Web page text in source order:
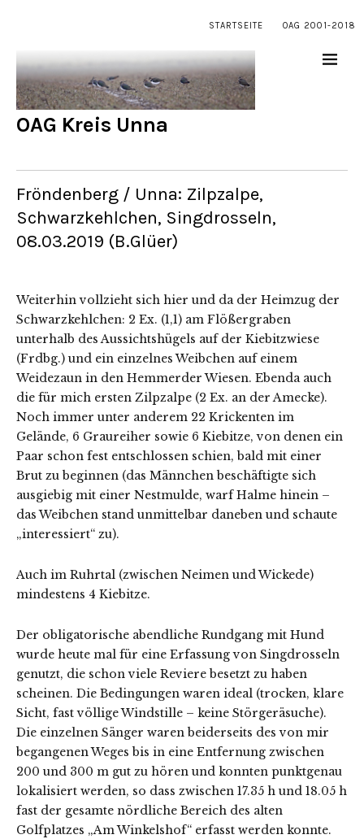
STARTSEITE OAG 2001-2018
OAG Kreis Unna
Fröndenberg / Unna: Zilpzalpe,
Schwarzkehlchen, Singdrosseln,
08.03.2019 (B.Glüer)
Weiterhin vollzieht sich hier und da der Heimzug der
Schwarzkehlchen: 2 Ex. (1,1) am Flößergraben
unterhalb des Aussichtshügels auf der Kiebitzwiese
(Frdbg.) und ein einzelnes Weibchen auf einem
Weidezaun in den Hemmerder Wiesen. Ebenda auch
die für mich ersten Zilpzalpe (2 Ex. an der Amecke).
Noch immer unter anderem 22 Krickenten im
Gelände, 6 Graureiher sowie 6 Kiebitze, von denen ein
Paar schon fest entschlossen schien, bald mit einer
Brut zu beginnen (das Männchen beschäftigte sich
ausgiebig mit einer Nestmulde, warf Halme hinein –
das Weibchen stand unmittelbar daneben und schaute
„interessiert“ zu).
Auch im Ruhrtal (zwischen Neimen und Wickede)
mindestens 4 Kiebitze.
Der obligatorische abendliche Rundgang mit Hund
wurde heute mal für eine Erfassung von Singdrosseln
genutzt, die schon viele Reviere besetzt zu haben
scheinen. Die Bedingungen waren ideal (trocken, klare
Sicht, fast völlige Windstille – keine Störgeräsuche).
Die einzelnen Sänger waren beiderseits des von mir
begangenen Weges bis in eine Entfernung zwischen
200 und 300 m gut zu hören und konnten punktgenau
lokalisiert werden, so dass zwischen 17.35 h und 18.05 h
fast der gesamte nördliche Bereich des alten
Golfplatzes „Am Winkelshof“ erfasst werden konnte.